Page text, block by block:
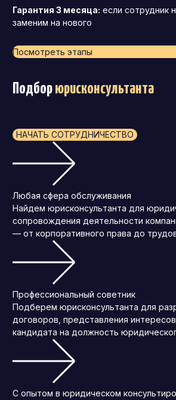
Гарантия 3 месяца: если сотрудник
заменим на нового
Посмотреть этапы
Подборюрисконсультанта
НАЧАТЬ СОТРУДНИЧЕСТВО
Любая сфера обслуживания
Найдем юрисконсультанта для
сопровождения деятельности
— от корпоративного права до
Профессиональный советник
Подберем юрисконсультанта для
договоров, представления
кандидата на должность
С опытом в юридическом